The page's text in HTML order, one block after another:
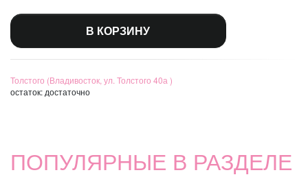
В КОРЗИНУ
Толстого (Владивосток, ул. Толстого 40а )
остаток: достаточно
ПОПУЛЯРНЫЕ В РАЗДЕЛЕ